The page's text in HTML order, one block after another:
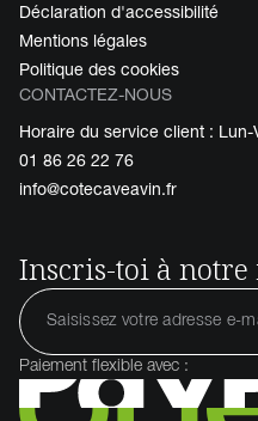
Déclaration d'accessibilité
Mentions légales
Politique des cookies
CONTACTEZ-NOUS
Horaire du service client : Lun-
01 86 26 22 76
info@cotecaveavin.fr
Inscris-toi à notre
Paiement flexible avec :